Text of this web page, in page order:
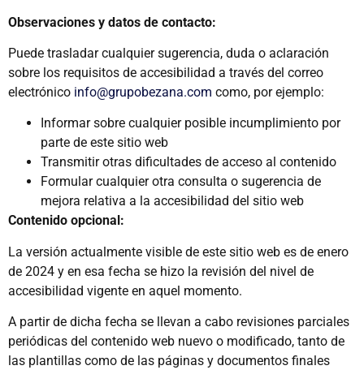
Observaciones y datos de contacto:
Puede trasladar cualquier sugerencia, duda o aclaración
sobre los requisitos de accesibilidad a través del correo
electrónico info@grupobezana.com como, por ejemplo:
Informar sobre cualquier posible incumplimiento por
parte de este sitio web
Transmitir otras dificultades de acceso al contenido
Formular cualquier otra consulta o sugerencia de
mejora relativa a la accesibilidad del sitio web
Contenido opcional:
La versión actualmente visible de este sitio web es de enero
de 2024 y en esa fecha se hizo la revisión del nivel de
accesibilidad vigente en aquel momento.
A partir de dicha fecha se llevan a cabo revisiones parciales
periódicas del contenido web nuevo o modificado, tanto de
las plantillas como de las páginas y documentos finales